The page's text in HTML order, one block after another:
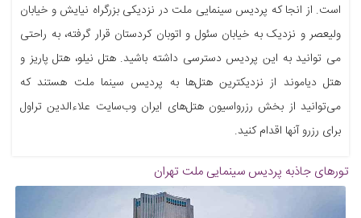
است. از انجا که پردیس سینمایی ملت در نزدیکی بزرگراه نیایش و خیابان
ولیعصر و نزدیک به خیابان سئول و اتوبان کردستان قرار گرفته، به راحتی
می توانید به این پردیس دسترسی داشته باشید. هتل نیلو، هتل پاریز و
هتل دیاموند از نزدیکترین هتل‌ها به پردیس سینما ملت هستند که
می‌توانید از بخش رزرواسیون هتل‌های ایران وب‌سایت علاءالدین تراول
برای رزرو آنها اقدام کنید.
تورهای جاذبه پردیس سینمایی ملت تهران